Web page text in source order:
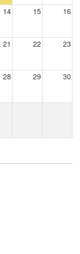
14 15 16
21 22 23
28 29 30